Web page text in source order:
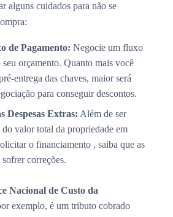
alguns cuidados para não se
de Pagamento: Negocie um fluxo
seu orçamento. Quanto mais você
entrega das chaves, maior será
para conseguir descontos.
Despesas Extras: Além de ser
valor total da propriedade em
o financiamento , saiba que as
correções.
Nacional de Custo da
exemplo, é um tributo cobrado